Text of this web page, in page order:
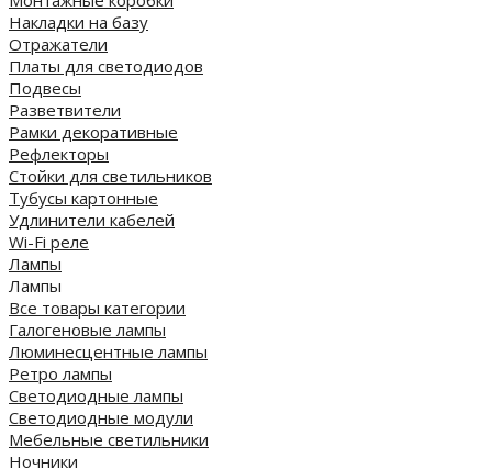
Накладки на базу
Отражатели
Платы для светодиодов
Подвесы
Разветвители
Рамки декоративные
Рефлекторы
Стойки для светильников
Тубусы картонные
Удлинители кабелей
Wi-Fi реле
Лампы
Лампы
Все товары категории
Галогеновые лампы
Люминесцентные лампы
Ретро лампы
Светодиодные лампы
Светодиодные модули
Мебельные светильники
Ночники